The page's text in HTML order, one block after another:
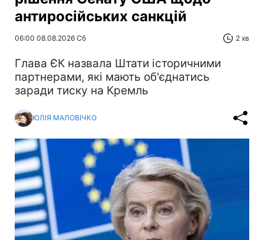
антиросійських санкцій
06:00 08.08.2026 Сб 2 хв
Глава ЄК назвала Штати історичними
партнерами, які мають об'єднатись
заради тиску на Кремль
ЮЛІЯ МАЛОВІЧКО